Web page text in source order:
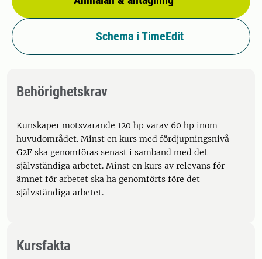
Schema i TimeEdit
Behörighetskrav
Kunskaper motsvarande 120 hp varav 60 hp inom
huvudområdet. Minst en kurs med fördjupningsnivå
G2F ska genomföras senast i samband med det
självständiga arbetet. Minst en kurs av relevans för
ämnet för arbetet ska ha genomförts före det
självständiga arbetet.
Kursfakta